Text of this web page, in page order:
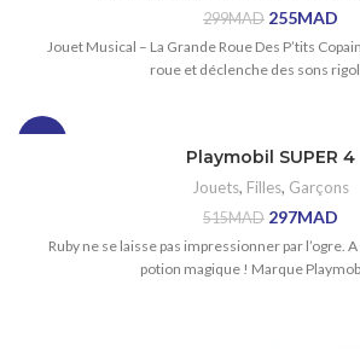
299MAD 255MAD
Jouet Musical – La Grande Roue Des P’tits
roue et déclenche des sons
Playmobil SUPER 4
Jouets, Filles, Garçons
515MAD 297MAD
Ruby ne se laisse pas impressionner par l’ogre.
potion magique ! Marque